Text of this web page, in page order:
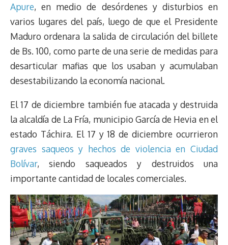
Apure, en medio de desórdenes y disturbios en
varios lugares del país, luego de que el Presidente
Maduro ordenara la salida de circulación del billete
de Bs. 100, como parte de una serie de medidas para
desarticular mafias que los usaban y acumulaban
desestabilizando la economía nacional.
El 17 de diciembre también fue atacada y destruida
la alcaldía de La Fría, municipio García de Hevia en el
estado Táchira. El 17 y 18 de diciembre ocurrieron
graves saqueos y hechos de violencia en Ciudad
Bolívar, siendo saqueados y destruidos una
importante cantidad de locales comerciales.